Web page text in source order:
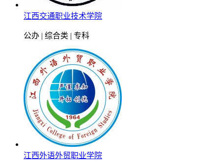
江西交通职业技术学院
公办 | 综合类 | 专科
江西外语外贸职业学院